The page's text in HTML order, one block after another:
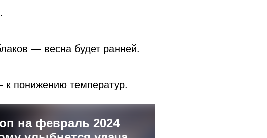
— весна будет ранней.
к понижению температур.
на февраль 2024